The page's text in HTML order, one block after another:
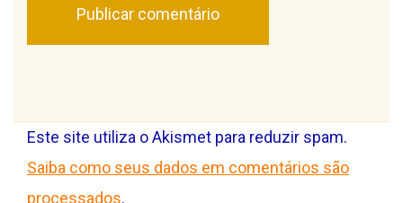
Este site utiliza o Akismet para reduzir spam.
Saiba como seus dados em comentários são
processados.